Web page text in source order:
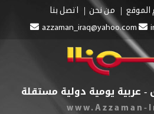
الموقع من نحن
اتصل بنا
azzaman_iraq@yahoo.com
- عربية يومية دولية مستقلة
www.Azzaman-